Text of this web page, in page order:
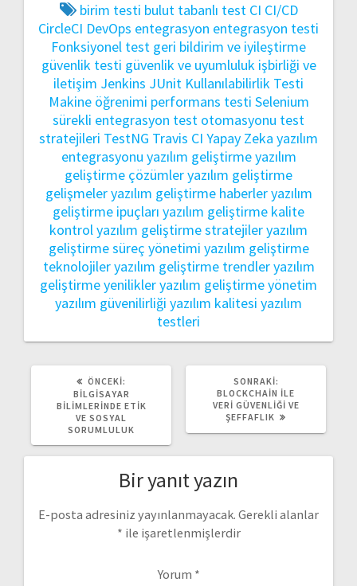
birim testi bulut tabanlı test CI CI/CD
CircleCI DevOps entegrasyon entegrasyon testi
Fonksiyonel test geri bildirim ve iyileştirme
güvenlik testi güvenlik ve uyumluluk işbirliği ve
iletişim Jenkins JUnit Kullanılabilirlik Testi
Makine öğrenimi performans testi Selenium
sürekli entegrasyon test otomasyonu test
stratejileri TestNG Travis CI Yapay Zeka yazılım
entegrasyonu yazılım geliştirmeyazılım
geliştirme çözümleryazılım geliştirme
gelişmeleryazılım geliştirme haberleryazılım
geliştirme ipuçları yazılım geliştirme kalite
kontrolyazılım geliştirme stratejileryazılım
geliştirme süreç yönetimi yazılım geliştirme
teknolojileryazılım geliştirme trendleryazılım
geliştirme yenilikleryazılım geliştirme yönetim
yazılım güvenilirliği yazılım kalitesi yazılım
testleri
ÖNCEKI:
YAZI:
BILGISAYAR
BILIMLERINDE ETIK
VE SOSYAL
SORUMLULUK
SONRAKI:
YAZI:
BLOCKCHAIN ILE
VERI GÜVENLIĞI VE
ŞEFFAFLIK
Bir yanıt yazın
E-posta adresiniz yayınlanmayacak. Gerekli alanlar
* ile işaretlenmişlerdir
Yorum *